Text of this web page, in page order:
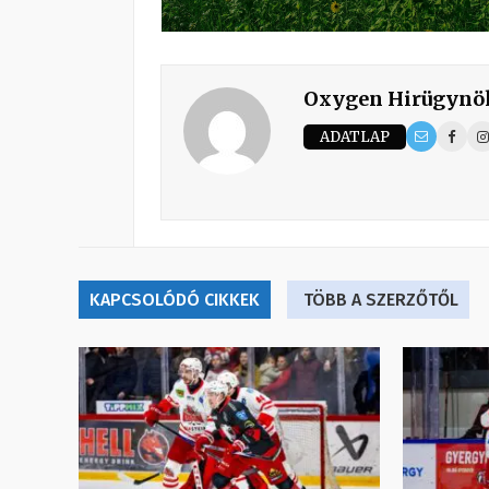
Oxygen
ADATLAP
KAPCSOLÓDÓ CIKKEK TÖBB A SZERZŐTŐL